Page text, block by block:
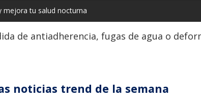
mejora tu salud nocturna
de antiadherencia, fugas de agua o
noticias trend de la semana